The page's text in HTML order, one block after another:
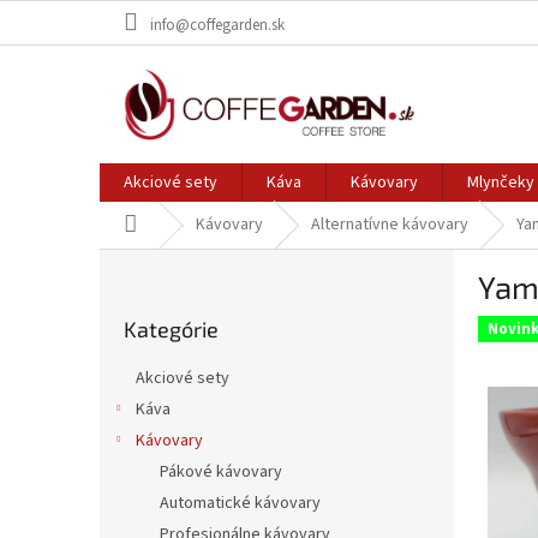
info@coffegarden.sk
Akciové sety Káva Kávovary Mlynčeky
DomovKávovary Alternatívne kávovary
kategórie
Kategórie
Akciové sety
Káva
Kávovary
Pákové kávovary
Automatické kávovary